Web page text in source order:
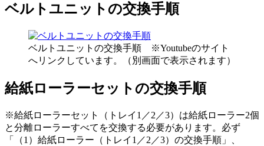
ベルトユニットの交換手順
ベルトユニットの交換手順 ※Youtubeのサイト
へリンクしています。（別画面で表示されます）
給紙ローラーセットの交換手順
※給紙ローラーセット（トレイ1／2／3）は給紙ローラー2個
と分離ローラーすべてを交換する必要があります。必ず
「（1）給紙ローラー（トレイ1／2／3）の交換手順」、